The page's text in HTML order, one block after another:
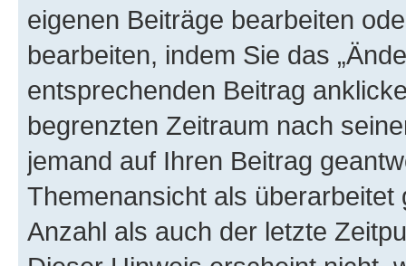
eigenen Beiträge bearbeiten
bearbeiten, indem Sie das
entsprechenden Beitrag
begrenzten Zeitraum nach
jemand auf Ihren Beitrag
Themenansicht als
Anzahl als auch der letzte